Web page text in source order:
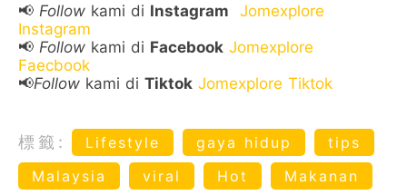
📢 Follow kami di Instagram
Jomexplore
Instagram
📢 Follow kami di Facebook Jomexplore
Faecbook
📢Follow kami di Tiktok Jomexplore Tiktok
標籤: Lifestyle gaya hidup
tips
Malaysia
viral Hot
Makanan